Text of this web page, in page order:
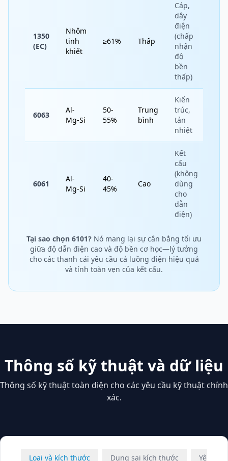
1350
(EC)
Nhôm
tinh
khiết
≥61% Thấp
Cáp,
dây
điện
(chấp
nhận
độ
bền
thấp)
6063
Al-
Mg-Si
50-
55%
Trung
bình
Kiến
trúc,
tản
nhiệt
6061
Al-
Mg-Si
40-
45%
Cao
Kết
cấu
(không
dùng
cho
dẫn
điện)
Tại sao chọn 6101? Nó mang lại sự cân bằng tối ưu
giữa độ dẫn điện cao và độ bền cơ học—lý tưởng
cho các thanh cái yêu cầu cả luồng điện hiệu quả
và tính toàn vẹn của kết cấu.
Thông số kỹ thuật và dữ liệu
Thông số kỹ thuật toàn diện cho các yêu cầu kỹ thuật chính
xác.
Loại và kích thước Dung sai kích thước Yêu cầu